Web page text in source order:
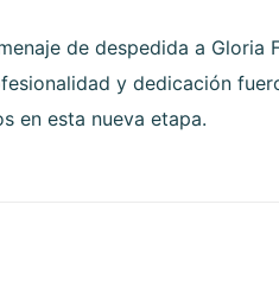
de despedida a Gloria
y dedicación
en esta nueva etapa.